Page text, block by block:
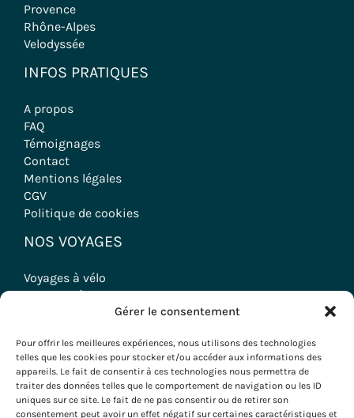
Gérer le consentement
Pour offrir les meilleures expériences, nous utilisons des technologies
telles que les cookies pour stocker et/ou accéder aux informations des
appareils. Le fait de consentir à ces technologies nous permettra de
traiter des données telles que le comportement de navigation ou les ID
uniques sur ce site. Le fait de ne pas consentir ou de retirer son
consentement peut avoir un effet négatif sur certaines caractéristiques et
Provence
Rhône-Alpes
Velodyssée
INFOS PRATIQUES
A propos
FAQ
Témoignages
Contact
Mentions légales
CGV
Politique de cookies
NOS VOYAGES
Voyages à vélo
Randonnées
Séjours Oenologiques
Séjours Groupes